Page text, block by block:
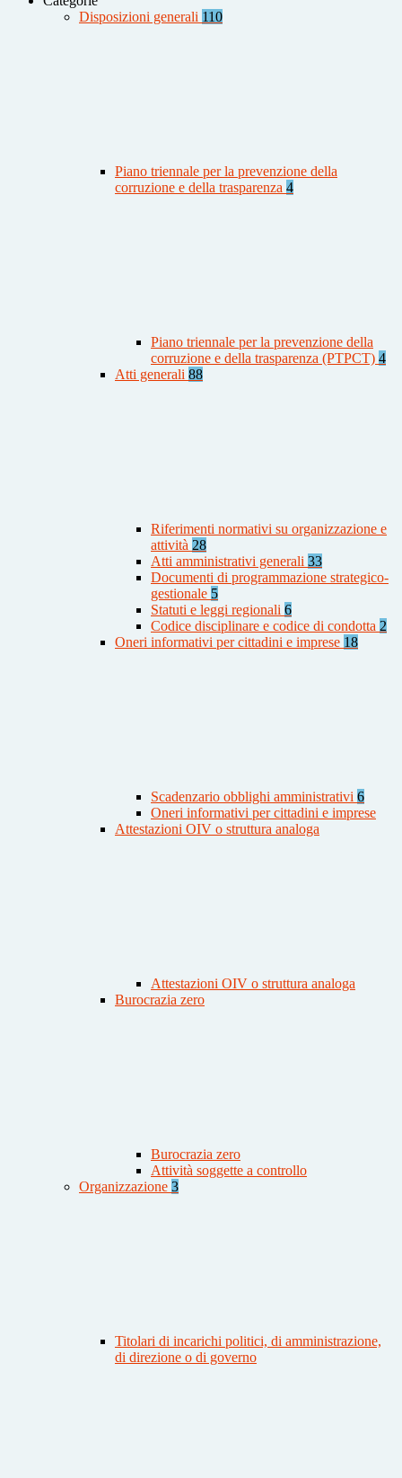
Disposizioni generali 110
Piano triennale per la prevenzione della
corruzione e della trasparenza 4
Piano triennale per la prevenzione della
corruzione e della trasparenza (PTPCT) 4
Atti generali 88
Riferimenti normativi su organizzazione e
attività 28
Atti amministrativi generali 33
Documenti di programmazione strategico-
gestionale 5
Statuti e leggi regionali 6
Codice disciplinare e codice di condotta 2
Oneri informativi per cittadini e imprese 18
Scadenzario obblighi amministrativi 6
Oneri informativi per cittadini e imprese
Attestazioni OIV o struttura analoga
Attestazioni OIV o struttura analoga
Burocrazia zero
Burocrazia zero
Attività soggette a controllo
Organizzazione 3
Titolari di incarichi politici, di amministrazione,
di direzione o di governo